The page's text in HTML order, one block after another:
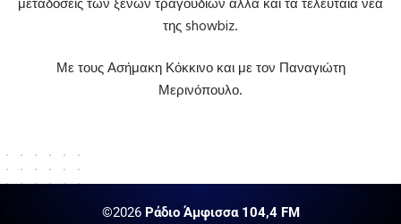
της showbiz.
Με τους Ασήμακη Κόκκινο και με τον Παναγιώτη
Μερινόπουλο.
©2026Ράδιο Άμφισσα 104,4 FM